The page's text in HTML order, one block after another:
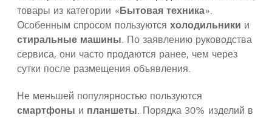
товары из категории «Бытовая техника».
Особенным спросом пользуютсяхолодильники и
стиральные машины. По заявлению руководства
сервиса, они часто продаются ранее, чем через
сутки после размещения объявления.
Не меньшей популярностью пользуются
смартфоны и планшеты. Порядка 30% изделий в